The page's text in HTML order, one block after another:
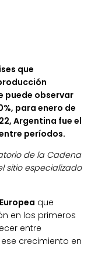
que
puede observar
para enero de
Argentina fue el
períodos.
de la Cadena
sitio especializado
que
en los primeros
entre
crecimiento en